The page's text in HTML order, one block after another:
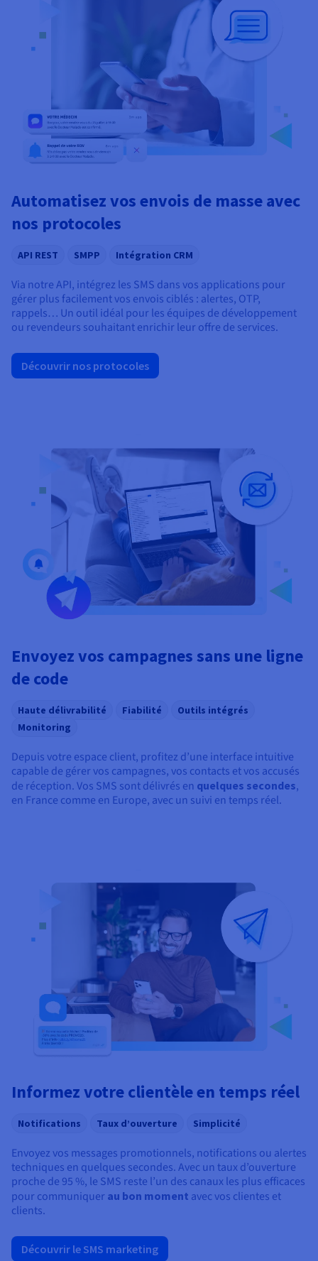
Automatisez vos envois de masse avec
nos protocoles
API REST SMPP Intégration CRM
Via notre API, intégrez les SMS dans vos applications pour
gérer plus facilement vos envois ciblés : alertes, OTP,
rappels… Un outil idéal pour les équipes de développement
ou revendeurs souhaitant enrichir leur offre de services.
Découvrir nos protocoles
Envoyez vos campagnes sans une ligne
de code
Haute délivrabilité Fiabilité
Outils intégrés
Monitoring
Depuis votre espace client, profitez d’une interface intuitive
capable de gérer vos campagnes, vos contacts et vos accusés
de réception. Vos SMS sont délivrés en quelques secondes,
en France comme en Europe, avec un suivi en temps réel.
Informez votre clientèle en temps réel
Notifications Taux d’ouverture Simplicité
Envoyez vos messages promotionnels, notifications ou alertes
techniques en quelques secondes. Avec un taux d’ouverture
proche de 95 %, le SMS reste l’un des canaux les plus efficaces
pour communiquer au bon moment avec vos clientes et
clients.
Découvrir le SMS marketing